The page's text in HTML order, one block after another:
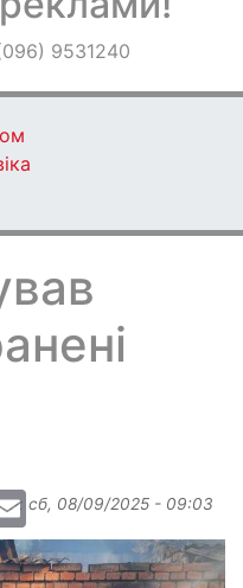
9531240
Email
сб, 08/09/2025 - 09:03